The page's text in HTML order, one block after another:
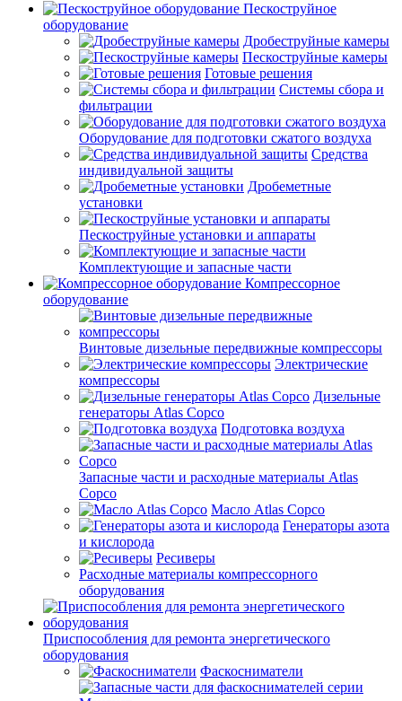
Пескоструйное
оборудование
Дробеструйные камеры
Пескоструйные камеры
Готовые решения
Системы сбора и
фильтрации
Оборудование для подготовки сжатого воздуха
Средства
индивидуальной защиты
Дробеметные
установки
Пескоструйные установки и аппараты
Комплектующие и запасные части
Компрессорное
оборудование
Винтовые дизельные передвижные компрессоры
Электрические
компрессоры
Дизельные
генераторы Atlas Copco
Подготовка воздуха
Запасные части и расходные материалы Atlas
Copco
Масло Atlas Copco
Генераторы азота
и кислорода
Ресиверы
Расходные материалы компрессорного
оборудования
Приспособления для ремонта энергетического
оборудования
Фаскосниматели